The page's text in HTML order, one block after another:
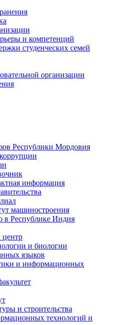
и компетенций
студенческих семей
организации
Республики Мордовия
информация
машиностроения
в Республике Индия
и биологии
языков
и информационных
и строительства
технологий и